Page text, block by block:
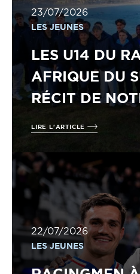
23/07/2026
LES JEUNES
LES U14 DU
AFRIQUE DU
RÉCIT DE
LIRE L'ARTICLE
22/07/2026
LES JEUNES